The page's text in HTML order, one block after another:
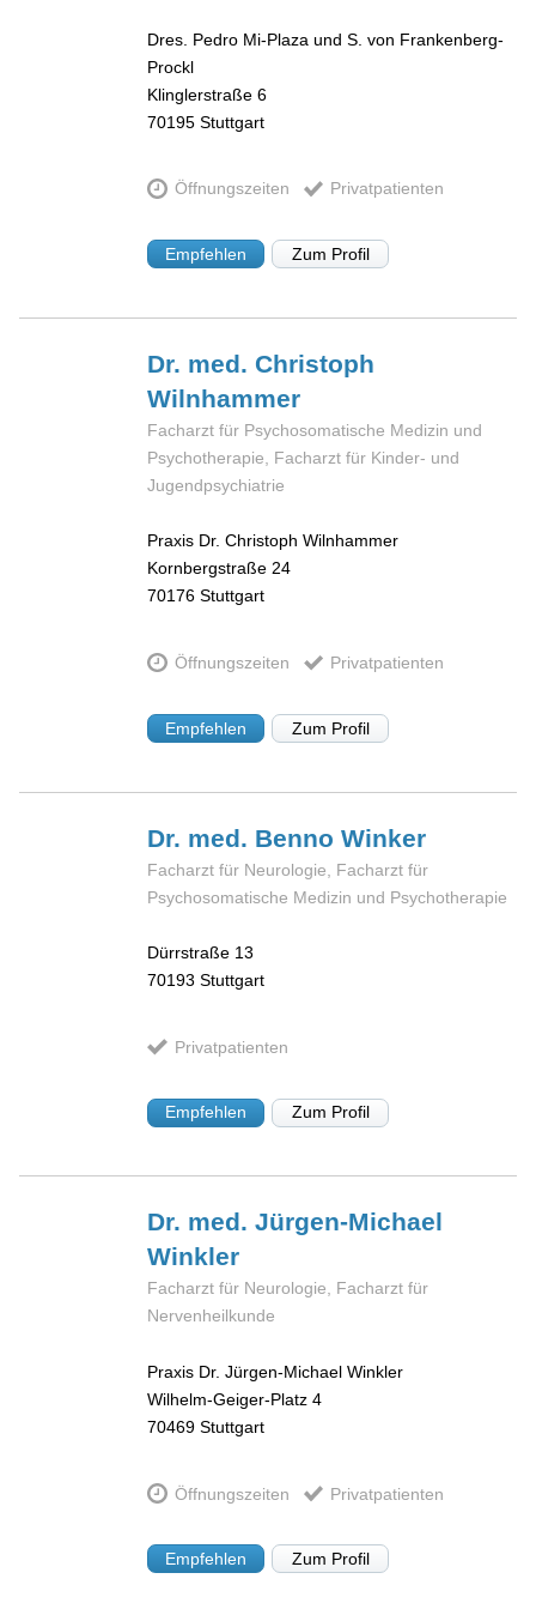
Dres. Pedro Mi-Plaza und S. von Frankenberg-
Prockl
Klinglerstraße 6
70195 Stuttgart
Öffnungszeiten Privatpatienten
Empfehlen Zum Profil
Dr. med. Christoph
Wilnhammer
Facharzt für Psychosomatische Medizin und
Psychotherapie, Facharzt für Kinder- und
Jugendpsychiatrie
Praxis Dr. Christoph Wilnhammer
Kornbergstraße 24
70176 Stuttgart
Öffnungszeiten Privatpatienten
Empfehlen Zum Profil
Dr. med. BennoWinker
Facharzt für Neurologie, Facharzt für
Psychosomatische Medizin und Psychotherapie
Dürrstraße 13
70193 Stuttgart
Privatpatienten
Empfehlen Zum Profil
Dr. med. Jürgen-Michael
Winkler
Facharzt für Neurologie, Facharzt für
Nervenheilkunde
Praxis Dr. Jürgen-Michael Winkler
Wilhelm-Geiger-Platz 4
70469 Stuttgart
Öffnungszeiten Privatpatienten
Empfehlen Zum Profil